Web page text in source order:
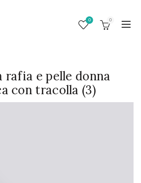
0 0
rafia e pelle donna
con tracolla (3)